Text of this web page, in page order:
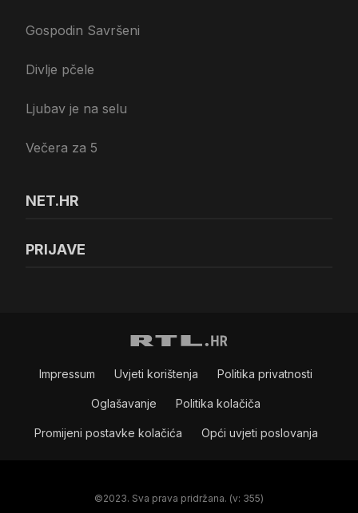
Gospodin Savršeni
Divlje pčele
Ljubav je na selu
Večera za 5
NET.HR
PRIJAVE
Impressum Uvjeti korištenja Politika privatnosti
Oglašavanje Politika kolačiča
Promijeni postavke kolačića Opći uvjeti poslovanja
©2023. Sva prava pridržana. (v: 355)